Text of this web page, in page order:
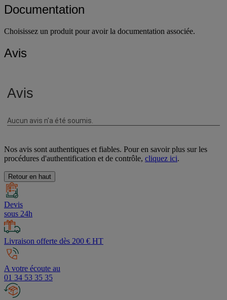
Documentation
Choisissez un produit pour avoir la documentation associée.
Avis
Nos avis sont authentiques et fiables. Pour en savoir plus sur les
procédures d'authentification et de contrôle, cliquez ici.
Retour en haut
Devis
sous 24h
Livraison offerte dès 200 € HT
A votre écoute au
01 34 53 35 35